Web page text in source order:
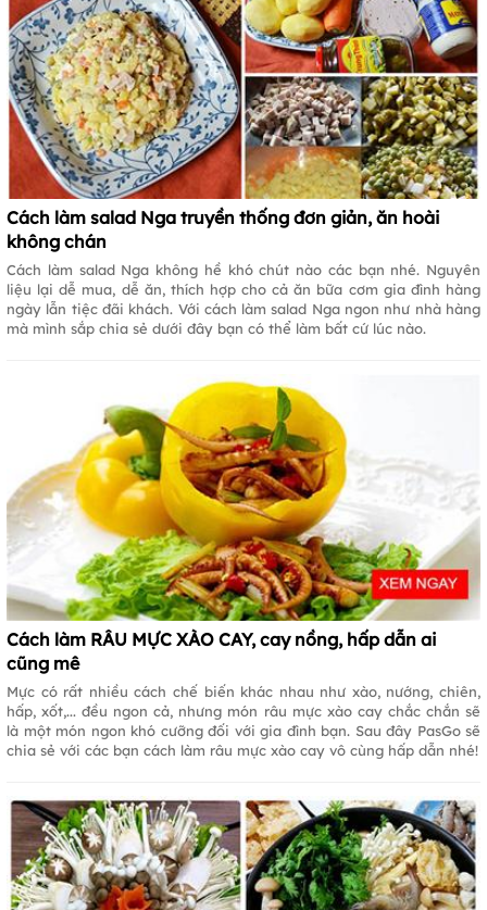
Cách làm salad Nga truyền thống đơn giản, ăn hoài
không chán
Cách làm salad Nga không hề khó chút nào các bạn nhé. Nguyên
liệu lại dễ mua, dễ ăn, thích hợp cho cả ăn bữa cơm gia đình hàng
ngày lẫn tiệc đãi khách. Với cách làm salad Nga ngon như nhà hàng
mà mình sắp chia sẻ dưới đây bạn có thể làm bất cứ lúc nào.
Cách làm RÂU MỰC XÀO CAY, cay nồng, hấp dẫn ai
cũng mê
Mực có rất nhiều cách chế biến khác nhau như xào, nướng, chiên,
hấp, xốt,... đều ngon cả, nhưng món râu mực xào cay chắc chắn sẽ
là một món ngon khó cưỡng đối với gia đình bạn. Sau đây PasGo sẽ
chia sẻ với các bạn cách làm râu mực xào cay vô cùng hấp dẫn nhé!